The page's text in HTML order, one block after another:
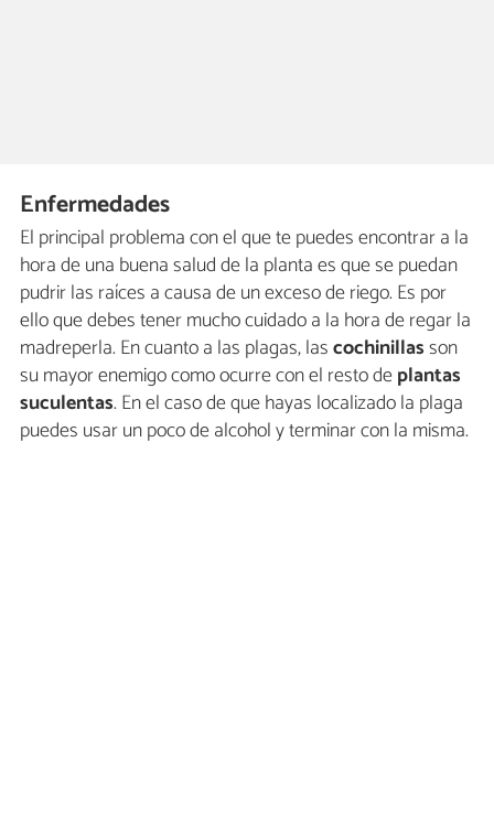
Enfermedades
El principal problema con el que te puedes encontrar a la
hora de una buena salud de la planta es que se puedan
pudrir las raíces a causa de un exceso de riego. Es por
ello que debes tener mucho cuidado a la hora de regar la
madreperla. En cuanto a las plagas, lascochinillasson
su mayor enemigo como ocurre con el resto deplantas
suculentas. En el caso de que hayas localizado la plaga
puedes usar un poco de alcohol y terminar con la misma.